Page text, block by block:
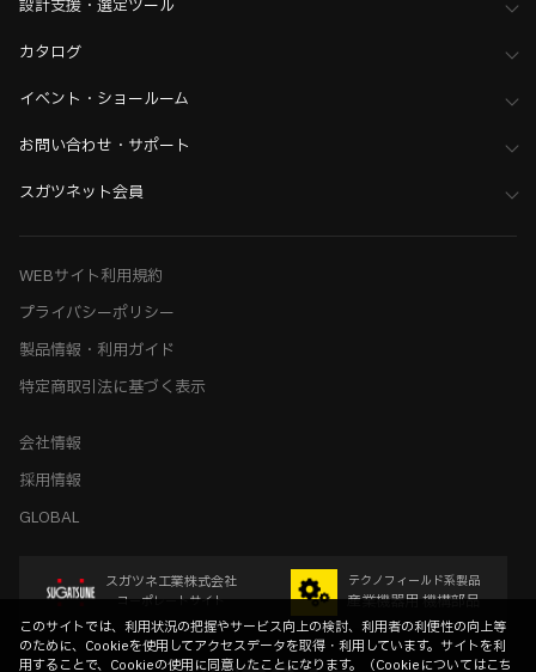
設計支援・選定ツール
カタログ
イベント・ショールーム
お問い合わせ・サポート
スガツネット会員
WEBサイト利用規約
プライバシーポリシー
製品情報・利用ガイド
特定商取引法に基づく表示
会社情報
採用情報
GLOBAL
スガツネ工業株式会社
コーポレートサイト
テクノフィールド系製品
産業機器用 機構部品
このサイトでは、利用状況の把握やサービス向上の検討、利用者の利便性の向上等
のために、Cookieを使用してアクセスデータを取得・利用しています。サイトを利
用することで、Cookieの使用に同意したことになります。（Cookieについてはこち